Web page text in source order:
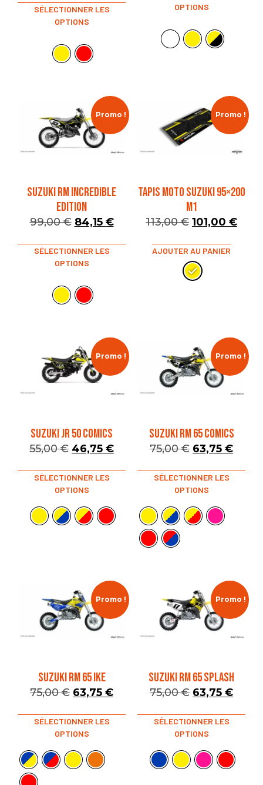
SÉLECTIONNER LES
OPTIONS
OPTIONS
Promo !
SUZUKI RM INCREDIBLE
EDITION
99,00€ 84,15 €
SÉLECTIONNER LES
OPTIONS
Promo !
TAPIS MOTO SUZUKI 95×200
M1
113,00€ 101,00 €
AJOUTER AU PANIER
Promo !
SUZUKI JR 50 COMICS
55,00€ 46,75 €
SÉLECTIONNER LES
OPTIONS
Promo !
SUZUKI RM 65 COMICS
75,00€ 63,75 €
SÉLECTIONNER LES
OPTIONS
Promo !
SUZUKI RM 65 IKE
75,00€ 63,75 €
SÉLECTIONNER LES
OPTIONS
Promo !
SUZUKI RM 65 SPLASH
75,00€ 63,75 €
SÉLECTIONNER LES
OPTIONS